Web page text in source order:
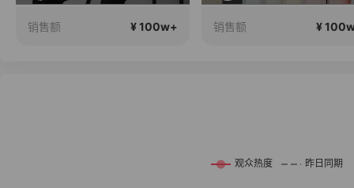
销售额 ¥ 100w+ 销售额 ¥